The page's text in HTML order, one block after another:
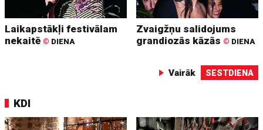
Laikapstākļi festivālam
nekaitē © DIENA
Zvaigžņu salidojums
grandiozās kāzās © DIENA
Vairāk SESTDIENA
KDI